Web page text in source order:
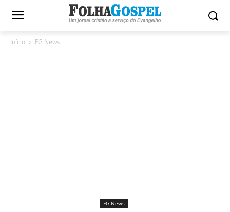
Início FG News
FG News